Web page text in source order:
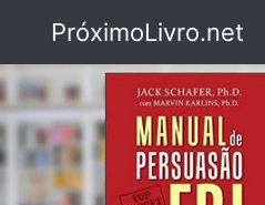
PróximoLivro.net